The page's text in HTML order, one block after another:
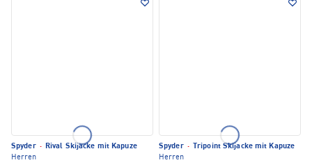
Spyder · Rival Skijacke mit Kapuze
Herren
Spyder ·
Tripoint Skijacke mit Kapuze
Herren